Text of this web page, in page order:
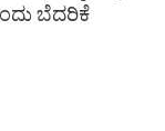
ಬೆದರಿಕೆ